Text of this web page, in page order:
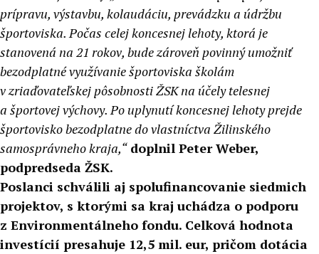
prípravu, výstavbu, kolaudáciu, prevádzku a údržbu
športoviska. Počas celej koncesnej lehoty, ktorá je
stanovená na 21 rokov, bude zároveň povinný umožniť
bezodplatné využívanie športoviska školám
v zriaďovateľskej pôsobnosti ŽSK na účely telesnej
a športovej výchovy. Po uplynutí koncesnej lehoty prejde
športovisko bezodplatne do vlastníctva Žilinského
samosprávneho kraja,“doplnil Peter Weber,
podpredseda ŽSK.
Poslanci schválili aj spolufinancovanie siedmich
projektov, s ktorými sa kraj uchádza o podporu
z Environmentálneho fondu. Celková hodnota
investícií presahuje 12,5 mil. eur, pričom dotácia